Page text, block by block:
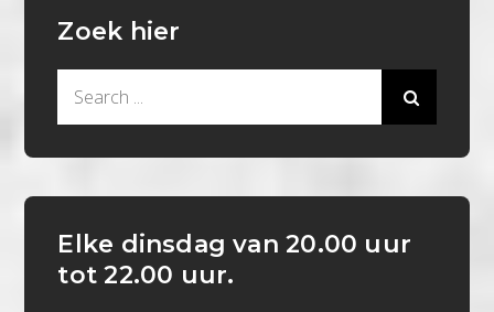
Zoek hier
Elke dinsdag van 20.00 uur
tot 22.00 uur.